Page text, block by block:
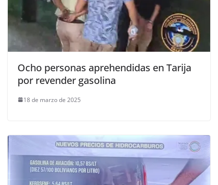
Ocho personas aprehendidas en Tarija
por revender gasolina
18 de marzo de 2025